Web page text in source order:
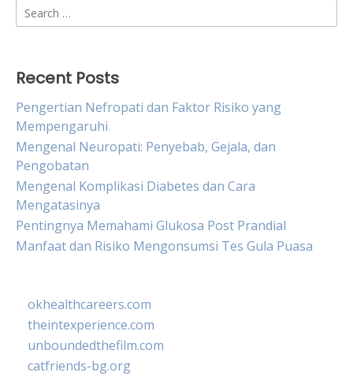
Search
for:
Recent Posts
Pengertian Nefropati dan Faktor Risiko yang
Mempengaruhi
Mengenal Neuropati: Penyebab, Gejala, dan
Pengobatan
Mengenal Komplikasi Diabetes dan Cara
Mengatasinya
Pentingnya Memahami Glukosa Post Prandial
Manfaat dan Risiko Mengonsumsi Tes Gula Puasa
okhealthcareers.com
theintexperience.com
unboundedthefilm.com
catfriends-bg.org